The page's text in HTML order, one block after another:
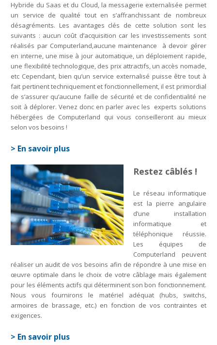
Hybride du Saas et du Cloud, la messagerie externalisée permet
un service de qualité tout en s’affranchissant de nombreux
désagréments. Les avantages clés de cette solution sont les
suivants : aucun coût d’acquisition car les investissements sont
réalisés par Computerland,aucune maintenance à devoir gérer
en interne, une mise à jour automatique, un déploiement rapide,
une flexibilité technologique, des prix attractifs, un accès nomade,
etc Cependant, bien qu’un service externalisé puisse être tout à
fait pertinent techniquement et fonctionnellement, il est primordial
de s’assurer qu’aucune faille de sécurité et de confidentialité ne
soit à déplorer. Venez donc en parler avec les experts solutions
hébergées de Computerland qui vous conseilleront au mieux
selon vos besoins !
> En savoir plus
Restez câblés !
Le réseau informatique
est la pierre angulaire
d’une installation
informatique et
téléphonique réussie.
Les équipes de
Computerland peuvent
réaliser un audit de vos besoins afin de répondre à une mise en
œuvre optimale dans le choix de votre câblage mais également
pour les éléments actifs qui déterminent son bon fonctionnement.
Nous vous fournirons le matériel adéquat (hubs, switchs,
armoires de brassage, etc.) en fonction de vos contraintes et
exigences.
> En savoir plus